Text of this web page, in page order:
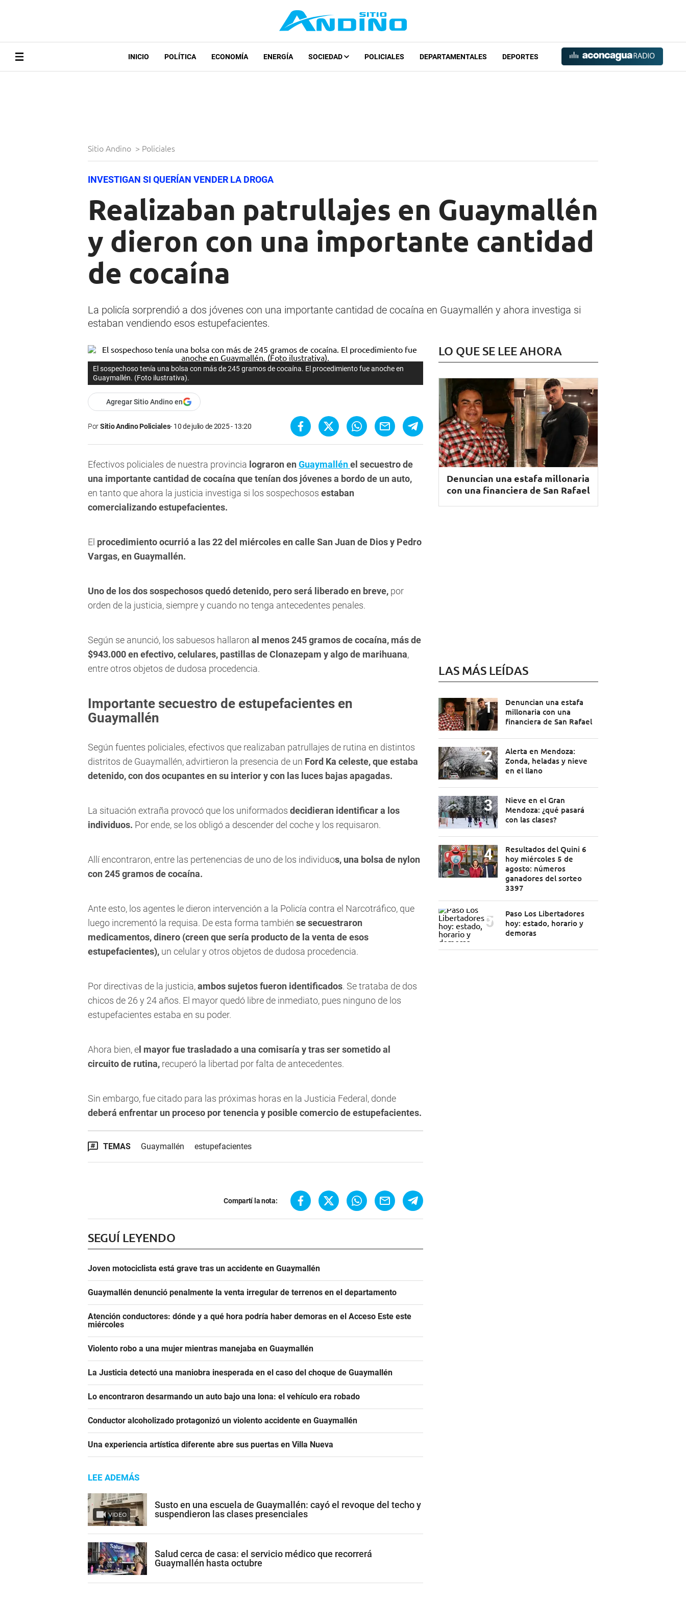
INICIO POLÍTICA ECONOMÍA ENERGÍA SOCIEDAD POLICIALES DEPARTAMENTALES DEPORTES
Sitio Andino > Policiales
INVESTIGAN SI QUERÍAN VENDER LA DROGA
Realizaban patrullajes en Guaymallén
y dieron con una importante cantidad
de cocaína
La policía sorprendió a dos jóvenes con una importante cantidad de cocaína en Guaymallén y ahora investiga si
estaban vendiendo esos estupefacientes.
El sospechoso tenía una bolsa con más de 245 gramos de cocaína. El procedimiento fue anoche en
Guaymallén. (Foto ilustrativa).
Agregar Sitio Andino en
PorSitio Andino Policiales 10 de julio de 2025 - 13:20
Efectivos policiales de nuestra provincia lograron en Guaymallénel secuestro de
una importante cantidad de cocaína que tenían dos jóvenes a bordo de un auto,
en tanto que ahora la justicia investiga si los sospechosos estaban
comercializando estupefacientes.
El procedimiento ocurrió a las 22 del miércoles en calle San Juan de Dios y Pedro
Vargas, en Guaymallén.
Uno de los dos sospechosos quedó detenido, pero será liberado en breve, por
orden de la justicia, siempre y cuando no tenga antecedentes penales.
Según se anunció, los sabuesos hallaron al menos 245 gramos de cocaína, más de
$943.000 en efectivo, celulares, pastillas de Clonazepam y algo de marihuana,
entre otros objetos de dudosa procedencia.
Importante secuestro de estupefacientes en
Guaymallén
Según fuentes policiales, efectivos que realizaban patrullajes de rutina en distintos
distritos de Guaymallén, advirtieron la presencia de un Ford Ka celeste, que estaba
detenido, con dos ocupantes en su interior y con las luces bajas apagadas.
La situación extraña provocó que los uniformados decidieran identificar a los
individuos. Por ende, se los obligó a descender del coche y los requisaron.
Allí encontraron, entre las pertenencias de uno de los individuos, una bolsa de nylon
con 245 gramos de cocaína.
Ante esto, los agentes le dieron intervención a la Policía contra el Narcotráfico, que
luego incrementó la requisa. De esta forma también se secuestraron
medicamentos, dinero (creen que sería producto de la venta de esos
estupefacientes), un celular y otros objetos de dudosa procedencia.
Por directivas de la justicia,ambos sujetos fueron identificados. Se trataba de dos
chicos de 26 y 24 años. El mayor quedó libre de inmediato, pues ninguno de los
estupefacientes estaba en su poder.
Ahora bien, e l mayor fue trasladado a una comisaría y tras ser sometido al
circuito de rutina, recuperó la libertad por falta de antecedentes.
Sin embargo, fue citado para las próximas horas en la Justicia Federal, donde
deberá enfrentar un proceso por tenencia y posible comercio de estupefacientes.
TEMAS Guaymallén estupefacientes
Compartí la nota:
SEGUÍ LEYENDO
Joven motociclista está grave tras un accidente en Guaymallén
Guaymallén denunció penalmente la venta irregular de terrenos en el departamento
Atención conductores: dónde y a qué hora podría haber demoras en el Acceso Este este
miércoles
Violento robo a una mujer mientras manejaba en Guaymallén
La Justicia detectó una maniobra inesperada en el caso del choque de Guaymallén
Lo encontraron desarmando un auto bajo una lona: el vehículo era robado
Conductor alcoholizado protagonizó un violento accidente en Guaymallén
Una experiencia artística diferente abre sus puertas en Villa Nueva
LEE ADEMÁS
VIDEO
Susto en una escuela de Guaymallén: cayó el revoque del techo y
suspendieron las clases presenciales
Salud cerca de casa: el servicio médico que recorrerá
Guaymallén hasta octubre
LO QUE SE LEE AHORA
Denuncian una estafa millonaria
con una financiera de San Rafael
LAS MÁS LEÍDAS
Denuncian una estafa
millonaria con una
financiera de San Rafael
Alerta en Mendoza:
Zonda, heladas y nieve
en el llano
Nieve en el Gran
Mendoza: ¿qué pasará
con las clases?
Resultados del Quini 6
hoy miércoles 5 de
agosto: números
ganadores del sorteo
3397
Paso Los Libertadores
hoy: estado, horario y
demoras